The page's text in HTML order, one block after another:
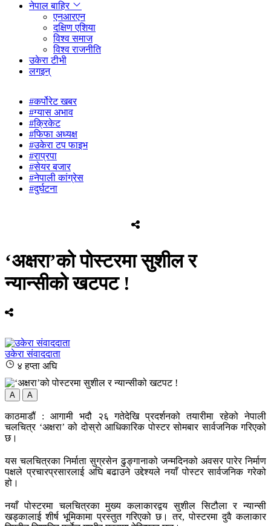
नेपाल बाहिर
एनआरएन
दक्षिण एशिया
विश्व समाज
विश्व राजनीति
उकेरा टीभी
लगइन्
#कर्पोरेट खबर
#ग्यास अभाव
#क्रिकेट
#फिफा अध्यक्ष
#उकेरा टप फाइभ
#राप्रपा
#सेयर बजार
#नेपाली कांग्रेस
#दुर्घटना
‘अक्षरा’को पोस्टरमा सुशील र
न्यान्सीको खटपट !
उकेरा संवाददाता
४ हप्ता अघि
A A
काठमाडौं : आगामी भदौ २६ गतेदेखि प्रदर्शनको तयारीमा रहेको नेपाली
चलचित्र ‘अक्षरा’ को दोस्रो आधिकारिक पोस्टर सोमबार सार्वजनिक गरिएको
छ।
यस चलचित्रका निर्माता सुग्रसेन ढुङ्गानाको जन्मदिनको अवसर पारेर निर्माण
पक्षले प्रचारप्रसारलाई अघि बढाउने उद्देश्यले नयाँ पोस्टर सार्वजनिक गरेको
हो।
नयाँ पोस्टरमा चलचित्रका मुख्य कलाकारद्वय सुशील सिटौला र न्यान्सी
खड्कालाई शीर्ष भूमिकामा प्रस्तुत गरिएको छ। तर, पोस्टरमा दुवै कलाकार